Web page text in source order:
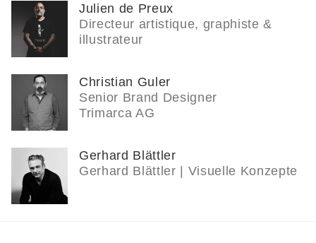
Julien de Preux
Directeur artistique, graphiste &
illustrateur
Christian Guler
Senior Brand Designer
Trimarca AG
Gerhard Blättler
Gerhard Blättler | Visuelle Konzepte